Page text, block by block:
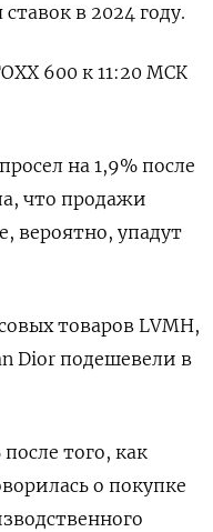
в 2024 году.
600 к 11:20 МСК
на 1,9% после
что продажи
вероятно, упадут
товаров LVMH,
Dior подешевели в
того, как
о покупке